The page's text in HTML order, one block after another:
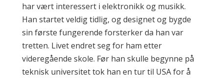
har vært interessert i elektronikk og musikk.
Han startet veldig tidlig, og designet og bygde
sin første fungerende forsterker da han var
tretten. Livet endret seg for ham etter
videregående skole. Før han skulle begynne på
teknisk universitet tok han en tur til USA for å